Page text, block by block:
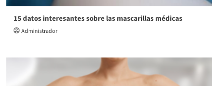
15 datos interesantes sobre las mascarillas médicas
Administrador